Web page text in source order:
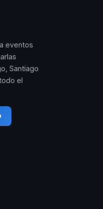
eventos
Santiago
el